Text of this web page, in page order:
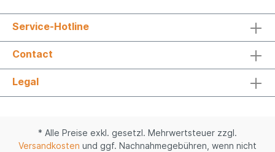
Service-Hotline
Contact
Legal
* Alle Preise exkl. gesetzl. Mehrwertsteuer zzgl.
Versandkosten und ggf. Nachnahmegebühren, wenn nicht